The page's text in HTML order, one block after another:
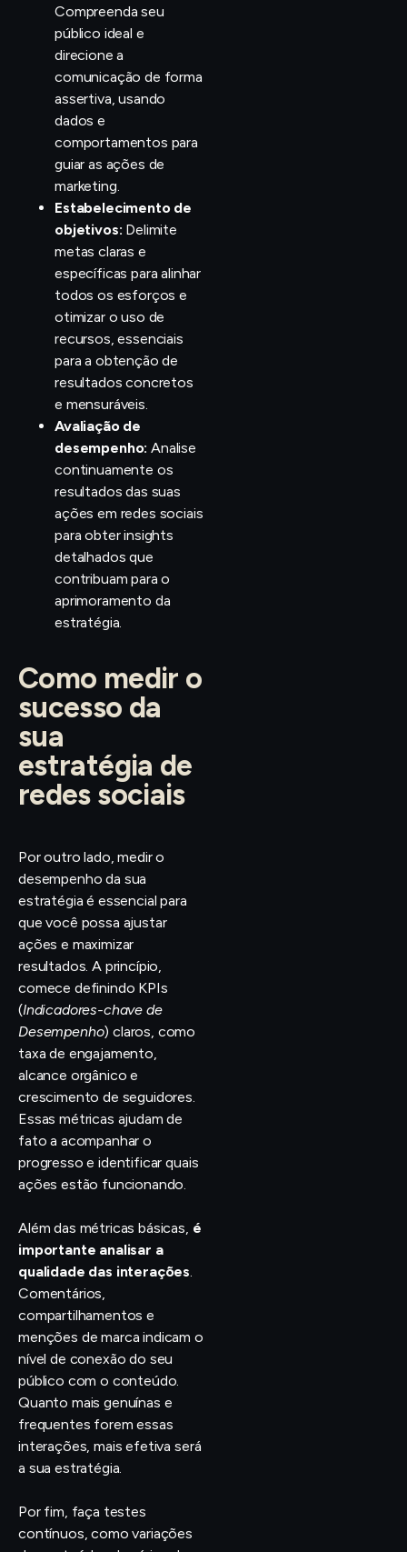
Compreenda seu
público ideal e
direcione a
comunicação de forma
assertiva, usando
dados e
comportamentos para
guiar as ações de
marketing.
Estabelecimento de
objetivos: Delimite
metas claras e
específicas para alinhar
todos os esforços e
otimizar o uso de
recursos, essenciais
para a obtenção de
resultados concretos
e mensuráveis.
Avaliação de
desempenho: Analise
continuamente os
resultados das suas
ações em redes sociais
para obter insights
detalhados que
contribuam para o
aprimoramento da
estratégia.
Como medir o
sucesso da
sua
estratégia de
redes sociais
Por outro lado, medir o
desempenho da sua
estratégia é essencial para
que você possa ajustar
ações e maximizar
resultados. A princípio,
comece definindo KPIs
(Indicadores-chave de
Desempenho) claros, como
taxa de engajamento,
alcance orgânico e
crescimento de seguidores.
Essas métricas ajudam de
fato a acompanhar o
progresso e identificar quais
ações estão funcionando.
Além das métricas básicas, é
importante analisar a
qualidade das interações.
Comentários,
compartilhamentos e
menções de marca indicam o
nível de conexão do seu
público com o conteúdo.
Quanto mais genuínas e
frequentes forem essas
interações, mais efetiva será
a sua estratégia.
Por fim, faça testes
contínuos, como variações